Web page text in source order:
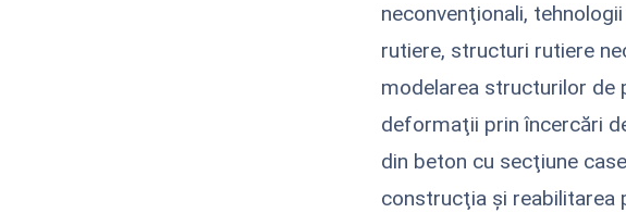
neconvenţionali,
rutiere, structuri rutiere
modelarea structurilor de
deformaţii prin încercări
din beton cu secţiune
construcţia şi reabilitarea